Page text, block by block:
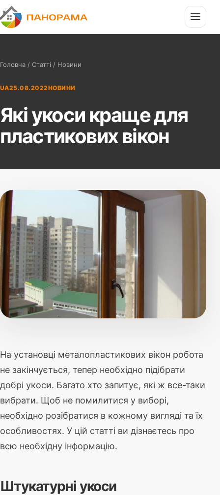
П
Панорама
Головна / Статті / Новини
UA25.08.2022НОВИНИ
Які укоси краще для
пластикових вікон
На установці металопластикових вікон робота
не закінчується, тепер необхідно підібрати
добрі укоси. Багато хто запитує, які ж все-таки
вибрати. Щоб не помилитися у виборі,
необхідно розібратися в кожному вигляді та їх
особливостях. У цій статті ви дізнаєтесь про
всю необхідну інформацію.
Штукатурні укоси